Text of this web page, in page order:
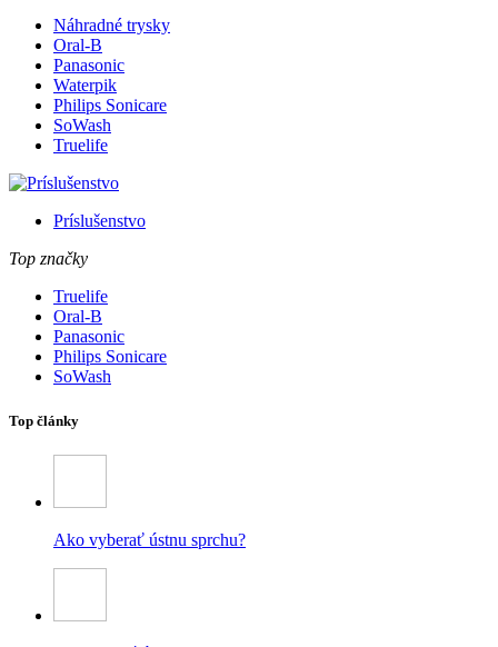
Náhradné trysky
Oral-B
Panasonic
Waterpik
Philips Sonicare
SoWash
Truelife
Príslušenstvo
Top značky
Truelife
Oral-B
Panasonic
Philips Sonicare
SoWash
Top články
Ako vyberať ústnu sprchu?